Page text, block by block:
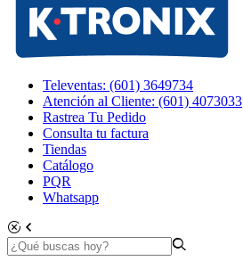
Televentas: (601) 3649734
Atención al Cliente: (601) 4073033
Rastrea Tu Pedido
Consulta tu factura
Tiendas
Catálogo
PQR
Whatsapp